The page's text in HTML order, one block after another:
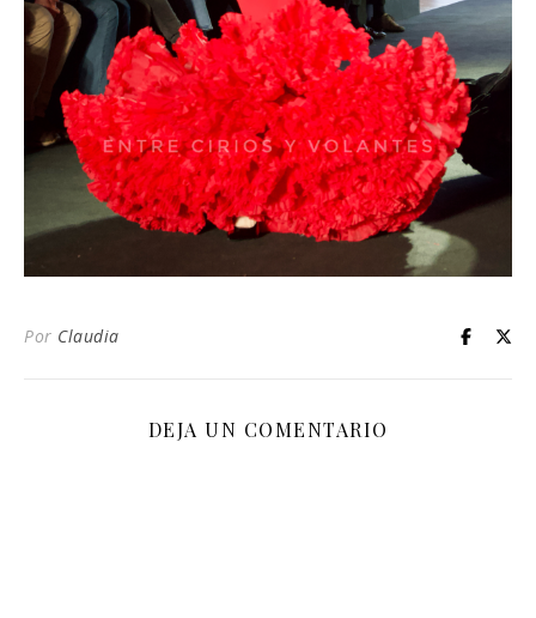
Por Claudia
DEJA UN COMENTARIO